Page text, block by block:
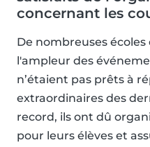
concernant les
De nombreuses
l'ampleur des
n’étaient pas prêts à
extraordinaires des
record, ils ont dû
pour leurs élèves et